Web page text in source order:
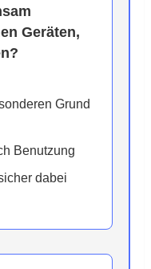
Geräten,
Grund
Benutzung
dabei